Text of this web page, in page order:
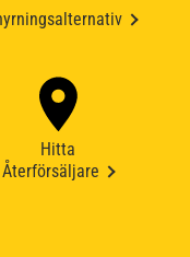
Hitta
Återförsäljare